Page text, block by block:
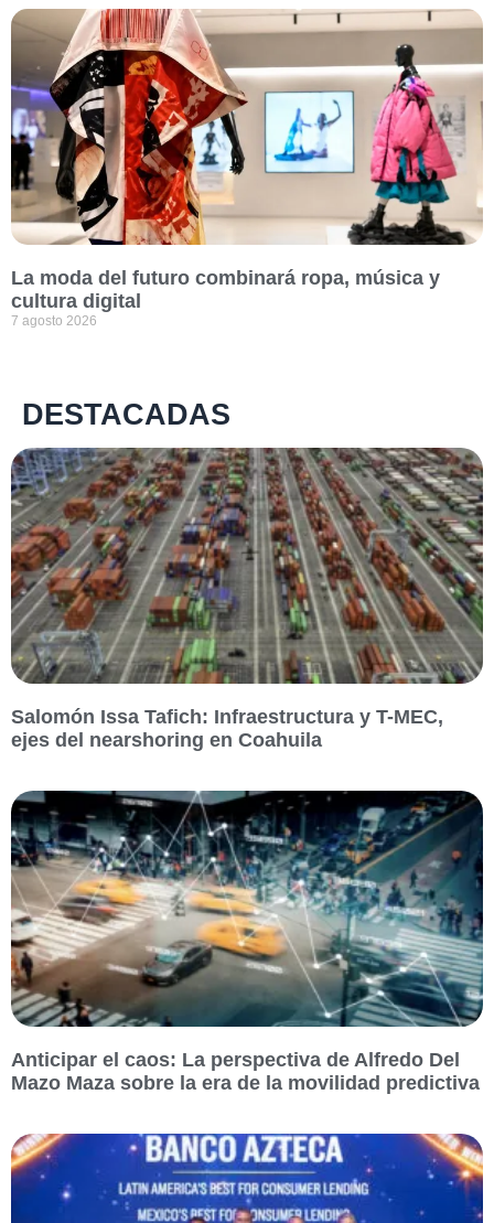
La moda del futuro combinará ropa, música y
cultura digital
7 agosto 2026
DESTACADAS
Salomón Issa Tafich: Infraestructura y T-MEC,
ejes del nearshoring en Coahuila
Anticipar el caos: La perspectiva de Alfredo Del
Mazo Maza sobre la era de la movilidad predictiva